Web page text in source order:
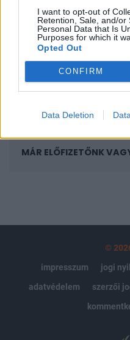
I want to opt-out of
Retention, Sale, and/or
Personal Data that Is
Purposes for which it
Opted Out
CONFIRM
Data Deletion
regisztrációhoz kötött.
Az előfizetés a
Portfolio.hu teljes
Kötéslisták: BÉT
kötéslistái
MÁR ELŐFIZETŐNK
©
impresszum
jogi
adatvédelem
szerzői